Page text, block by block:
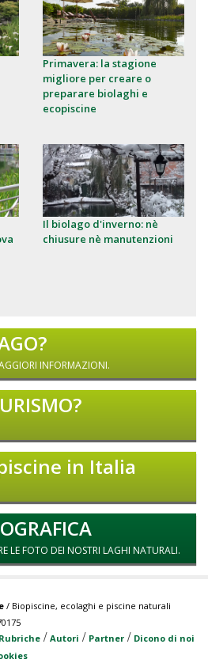
Primavera: la stagione
migliore per creare o
preparare biolaghi e
ecopiscine
Il biolago d'inverno: nè
chiusure nè manutenzioni
INFORMAZIONI.
in Italia
LE FOTO DEI NOSTRI LAGHI NATURALI.
/ Biopiscine, ecolaghi e piscine naturali
Rubriche / Autori / Partner / Dicono di noi